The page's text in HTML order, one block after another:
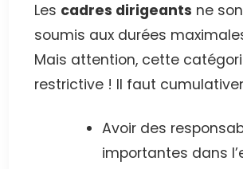
Les cadres dirigeants ne
soumis aux durées
Mais attention, cette
restrictive ! Il faut
Avoir des
importantes dans